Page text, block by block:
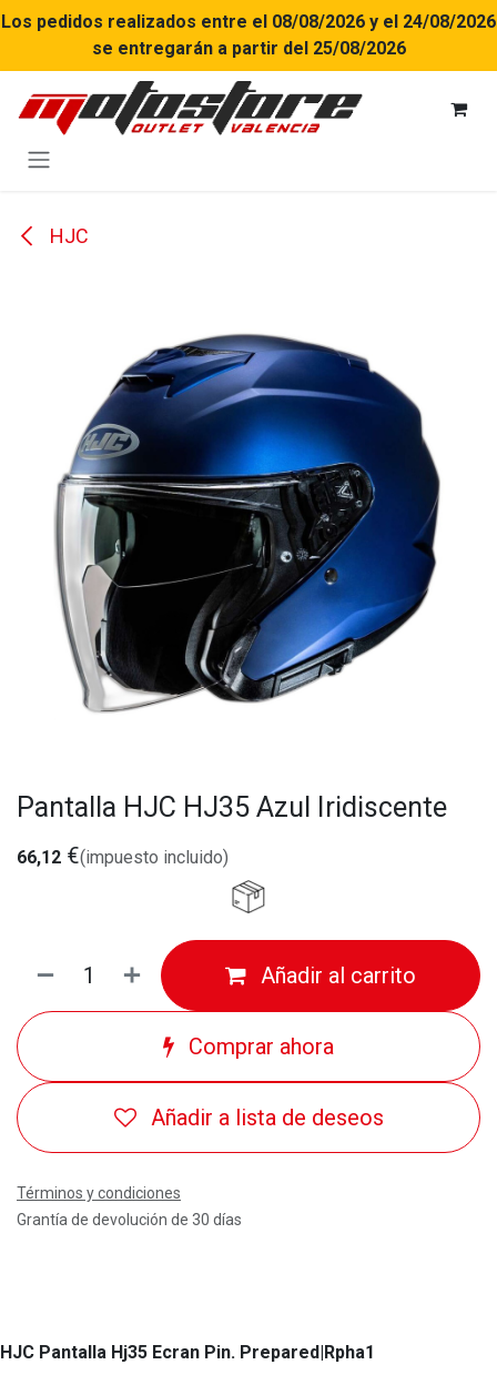
Ir al contenido
Los pedidos realizados entre el 08/08/2026 y el 24/08/2026
se entregarán a partir del 25/08/2026
HJC
Pantalla HJC HJ35 Azul Iridiscente
66,12 €(impuesto incluido)
Añadir al carrito
Comprar ahora
Añadir a lista de deseos
Términos y condiciones
Grantía de devolución de 30 días
HJC Pantalla Hj35 Ecran Pin. Prepared |Rpha1